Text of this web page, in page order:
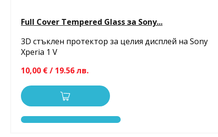
Full Cover Tempered Glass за Sony...
3D стъклен протектор за целия дисплей на Sony
Xperia 1 V
10,00 € / 19.56 лв.